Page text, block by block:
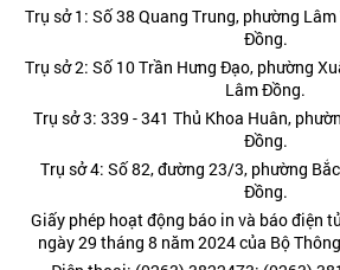
Trụ sở 1: Số 38 Quang Trung, phường
Đồng.
Trụ sở 2: Số 10 Trần Hưng Đạo, phường
Lâm Đồng.
Trụ sở 3: 339 - 341 Thủ Khoa Huân,
Đồng.
Trụ sở 4: Số 82, đường 23/3, phường
Đồng.
Giấy phép hoạt động báo in và báo điện
ngày 29 tháng 8 năm 2024 của Bộ